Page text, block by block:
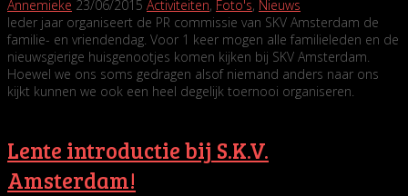
Annemieke 23/06/2015 Activiteiten, Foto's, Nieuws
Ieder jaar organiseert de PR commissie van SKV Amsterdam de
familie- en vriendendag. Voor 1 keer mogen alle familieleden en de
nieuwsgierige huisgenootjes komen kijken bij SKV Amsterdam.
Hoewel we ons soms gedragen alsof niemand anders naar ons
kijkt kunnen we ook een heel degelijk toernooi organiseren.
Lente introductie bij S.K.V.
Amsterdam!